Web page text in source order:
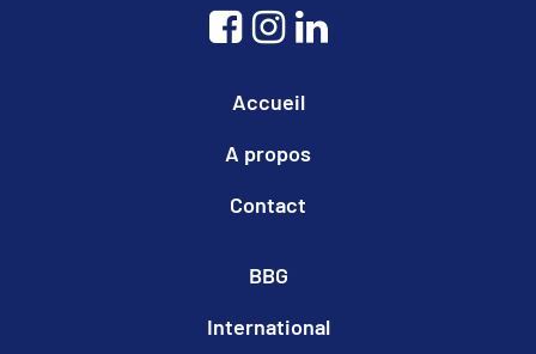
Accueil
A propos
Contact
BBG
International